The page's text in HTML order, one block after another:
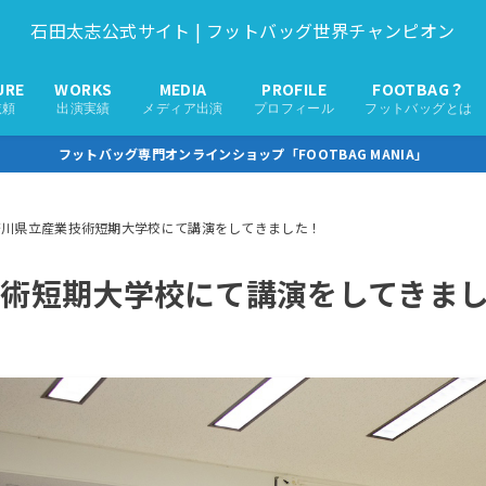
石田太志公式サイト | フットバッグ世界チャンピオン
WORKS
出演実績
MEDIA
メディア出演
PROFILE
プロフィール
FOOTBAG？
フットバッグとは
フットバッグ専門オンラインショップ「FOOTBAG MANIA」
県立産業技術短期大学校にて講演をしてきました！
短期大学校にて講演をしてきま